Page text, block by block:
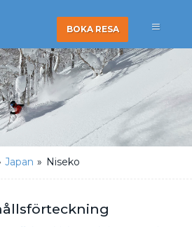
BOKA RESA
Japan » Niseko
förteckning